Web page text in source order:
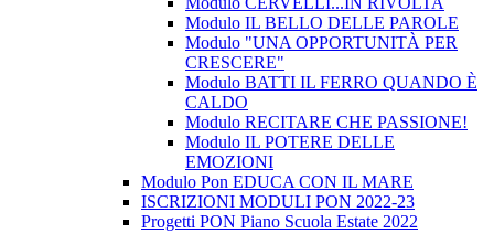
Modulo IL BELLO DELLE PAROLE
Modulo "UNA OPPORTUNITÀ PER
CRESCERE"
Modulo BATTI IL FERRO QUANDO È
CALDO
Modulo RECITARE CHE PASSIONE!
Modulo IL POTERE DELLE
EMOZIONI
Modulo Pon EDUCA CON IL MARE
ISCRIZIONI MODULI PON 2022-23
Progetti PON Piano Scuola Estate 2022